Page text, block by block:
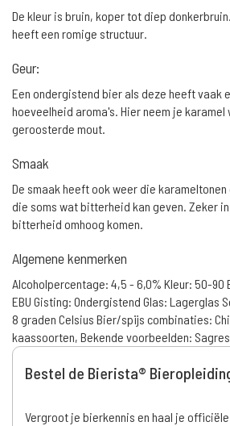
De kleur is bruin, koper tot diep
heeft een romige structuur.
Geur:
Een ondergistend bier als deze heeft vaak
hoeveelheid aroma's. Hier neem je karamel
geroosterde mout.
Smaak
De smaak heeft ook weer die
die soms wat bitterheid kan geven. Zeker
bitterheid omhoog komen.
Algemene kenmerken
Alcoholpercentage: 4,5 - 6,0% Kleur: 50-90
EBU Gisting: Ondergistend Glas: Lagerglas
8 graden Celsius Bier/spijs combinaties:
kaassoorten, Bekende voorbeelden:
Bestel de Bierista®
Vergroot je bierkennis en haal je